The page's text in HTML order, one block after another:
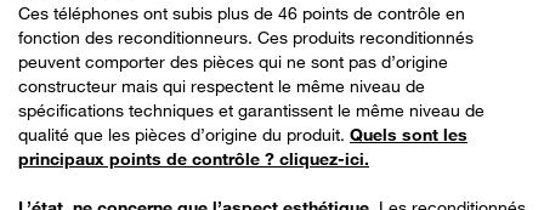
Ces téléphones ont subis plus de 46 points de contrôle en
fonction des reconditionneurs. Ces produits reconditionnés
peuvent comporter des pièces qui ne sont pas d’origine
constructeur mais qui respectent le même niveau de
spécifications techniques et garantissent le même niveau de
qualité que les pièces d’origine du produit. Quels sont les
principaux points de contrôle ? cliquez-ici.